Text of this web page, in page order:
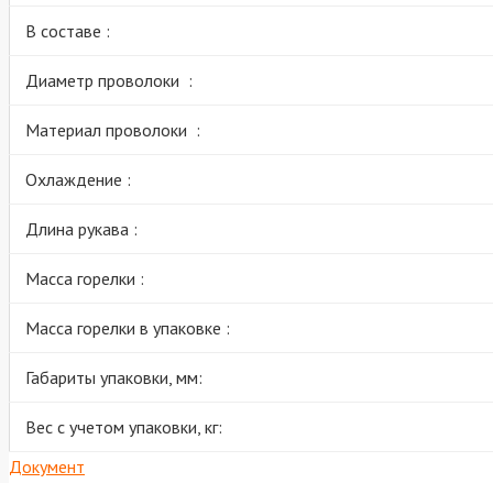
В составе :
Диаметр проволоки :
Материал проволоки :
Охлаждение :
Длина рукава :
Масса горелки :
Масса горелки в упаковке :
Габариты упаковки, мм:
Вес с учетом упаковки, кг:
Документ